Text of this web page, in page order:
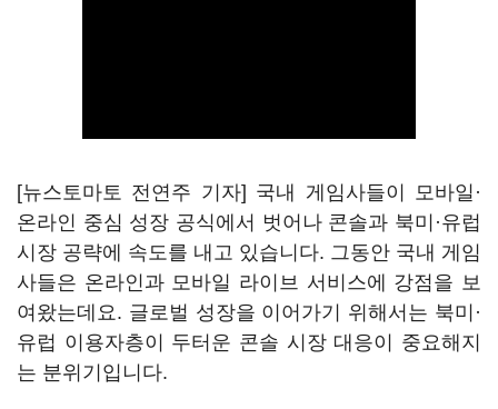
[뉴스토마토 전연주 기자] 국내 게임사들이 모바일·
온라인 중심 성장 공식에서 벗어나 콘솔과 북미·유럽
시장 공략에 속도를 내고 있습니다. 그동안 국내 게임
사들은 온라인과 모바일 라이브 서비스에 강점을 보
여왔는데요. 글로벌 성장을 이어가기 위해서는 북미·
유럽 이용자층이 두터운 콘솔 시장 대응이 중요해지
는 분위기입니다.